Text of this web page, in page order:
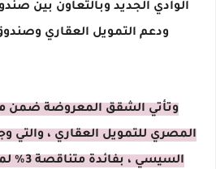
الوادي الجديد وبالتعاون بين
ودعم التمويل العقاري
وتأتي الشقق المعروضة ضمن
المصري للتمويل العقاري ، والتي